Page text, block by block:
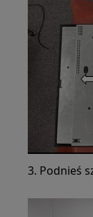
3. Podnieś